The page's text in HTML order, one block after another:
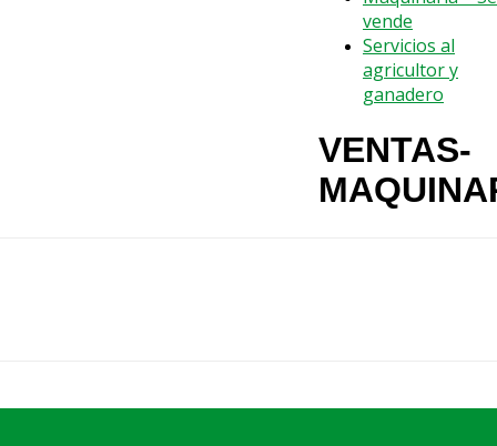
vende
Servicios al
agricultor y
ganadero
VENTAS-